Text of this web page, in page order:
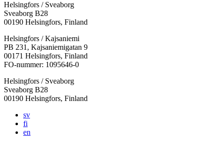
Helsingfors / Sveaborg
Sveaborg B28
00190 Helsingfors, Finland
Facebook:
Öppnas
i
en
flik
Instagram:
Öppnas
i
en
flik
TikTok:
Öppnas
i
en
flik
Youtube:
Öppnas
i
en
flik
Vimeo:
Öppnas
i
en
flik
Helsingfors / Kajsaniemi
PB 231, Kajsaniemigatan 9
00171 Helsingfors, Finland
FO-nummer: 1095646-0
Helsingfors / Sveaborg
Sveaborg B28
00190 Helsingfors, Finland
sv
fi
en